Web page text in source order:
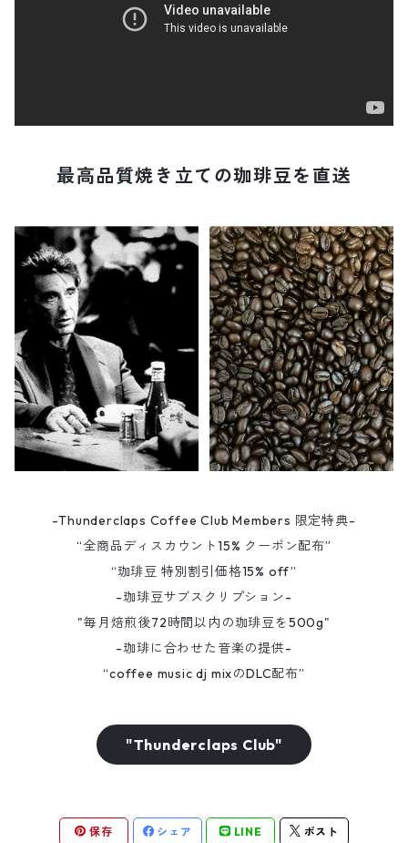
最高品質焼き立ての珈琲豆を直送
-Thunderclaps Coffee Club Members 限定特典-
“全商品ディスカウント15% クーポン配布”
“珈琲豆 特別割引価格15% off”
-珈琲豆サブスクリプション-
"毎月焙煎後72時間以内の珈琲豆を500g"
-珈琲に合わせた音楽の提供-
“coffee music dj mixのDLC配布”
"Thunderclaps Club"
保存 シェア LINE ポスト